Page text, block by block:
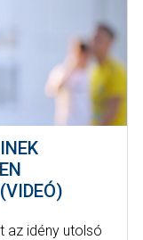
az idény utolsó